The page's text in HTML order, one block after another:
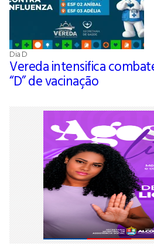
Dia D
Vereda intensifica
“D” de vacinação